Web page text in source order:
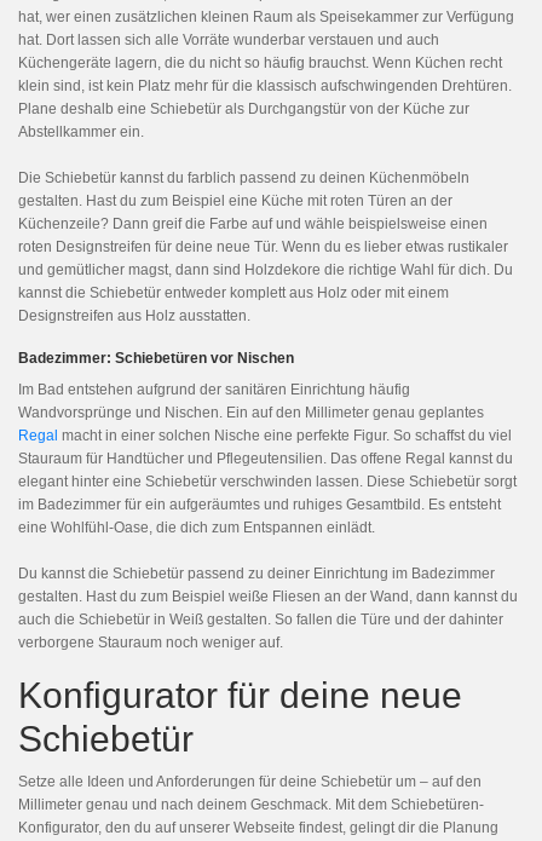
hat, wer einen zusätzlichen kleinen Raum als Speisekammer zur Verfügung
hat. Dort lassen sich alle Vorräte wunderbar verstauen und auch
Küchengeräte lagern, die du nicht so häufig brauchst. Wenn Küchen recht
klein sind, ist kein Platz mehr für die klassisch aufschwingenden Drehtüren.
Plane deshalb eine Schiebetür als Durchgangstür von der Küche zur
Abstellkammer ein.
Die Schiebetür kannst du farblich passend zu deinen Küchenmöbeln
gestalten. Hast du zum Beispiel eine Küche mit roten Türen an der
Küchenzeile? Dann greif die Farbe auf und wähle beispielsweise einen
roten Designstreifen für deine neue Tür. Wenn du es lieber etwas rustikaler
und gemütlicher magst, dann sind Holzdekore die richtige Wahl für dich. Du
kannst die Schiebetür entweder komplett aus Holz oder mit einem
Designstreifen aus Holz ausstatten.
Badezimmer: Schiebetüren vor Nischen
Im Bad entstehen aufgrund der sanitären Einrichtung häufig
Wandvorsprünge und Nischen. Ein auf den Millimeter genau geplantes
Regal macht in einer solchen Nische eine perfekte Figur. So schaffst du viel
Stauraum für Handtücher und Pflegeutensilien. Das offene Regal kannst du
elegant hinter eine Schiebetür verschwinden lassen. Diese Schiebetür sorgt
im Badezimmer für ein aufgeräumtes und ruhiges Gesamtbild. Es entsteht
eine Wohlfühl-Oase, die dich zum Entspannen einlädt.
Du kannst die Schiebetür passend zu deiner Einrichtung im Badezimmer
gestalten. Hast du zum Beispiel weiße Fliesen an der Wand, dann kannst du
auch die Schiebetür in Weiß gestalten. So fallen die Türe und der dahinter
verborgene Stauraum noch weniger auf.
Konfigurator für deine neue
Schiebetür
Setze alle Ideen und Anforderungen für deine Schiebetür um – auf den
Millimeter genau und nach deinem Geschmack. Mit dem Schiebetüren-
Konfigurator, den du auf unserer Webseite findest, gelingt dir die Planung